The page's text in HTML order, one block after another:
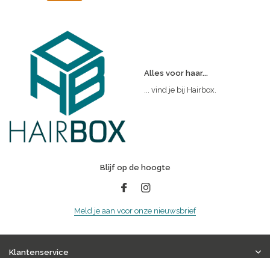
Alles voor haar...
... vind je bij Hairbox.
Blijf op de hoogte
Meld je aan voor onze nieuwsbrief
Klantenservice